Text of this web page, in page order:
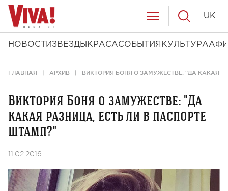
НОВОСТИ ЗВЕЗДЫ КРАСАСОБЫТИЯ КУЛЬТУРА
UK
ГЛАВНАЯ АРХИВ ВИКТОРИЯ БОНЯ О ЗАМУЖЕСТВЕ: "ДА КАКАЯ
Виктория Боня о замужестве: "Да
какая разница, есть ли в паспорте
штамп?"
11.02.2016